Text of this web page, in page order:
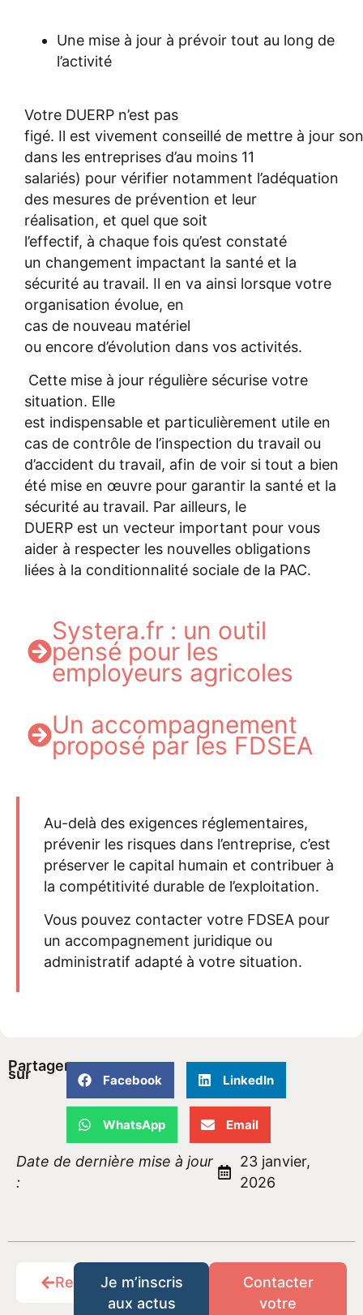
Une mise à jour à prévoir tout au long de
l’activité
Votre DUERP n’est pas
figé. Il est vivement conseillé de mettre à jour
dans les entreprises d’au moins 11
salariés) pour vérifier notamment l’adéquation
des mesures de prévention et leur
réalisation, et quel que soit
l’effectif, à chaque fois qu’est constaté
un changement impactant la santé et la
sécurité au travail. Il en va ainsi lorsque votre
organisation évolue, en
cas de nouveau matériel
ou encore d’évolution dans vos activités.
Cette mise à jour régulière sécurise votre
situation. Elle
est indispensable et particulièrement utile en
cas de contrôle de l’inspection du travail ou
d’accident du travail, afin de voir si tout a bien
été mise en œuvre pour garantir la santé et la
sécurité au travail. Par ailleurs, le
DUERP est un vecteur important pour vous
aider à respecter les nouvelles obligations
liées à la conditionnalité sociale de la PAC.
Systera.fr : un outil
pensé pour les
employeurs agricoles
Un accompagnement
proposé par les FDSEA
Au-delà des exigences réglementaires,
prévenir les risques dans l’entreprise, c’est
préserver le capital humain et contribuer à
la compétitivité durable de l’exploitation.
Vous pouvez contacter votre FDSEA pour
un accompagnement juridique ou
administratif adapté à votre situation.
Partager
sur Facebook LinkedIn
WhatsApp Email
Date de dernière mise à jour
:
23 janvier,
2026
RetourJe m’inscris
aux actus
Contacter
votre